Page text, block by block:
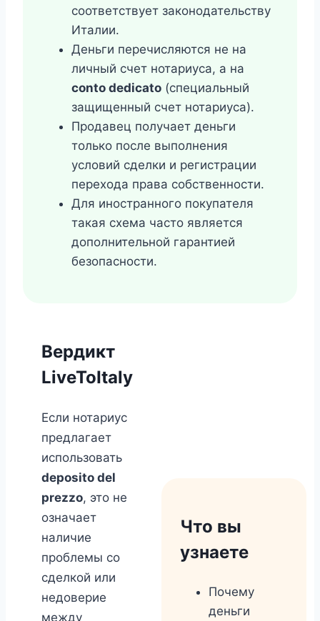
соответствует законодательству
Италии.
Деньги перечисляются не на
личный счет нотариуса, а на
conto dedicato (специальный
защищенный счет нотариуса).
Продавец получает деньги
только после выполнения
условий сделки и регистрации
перехода права собственности.
Для иностранного покупателя
такая схема часто является
дополнительной гарантией
безопасности.
Вердикт
LiveToItaly
Если нотариус
предлагает
использовать
deposito del
prezzo, это не
означает
наличие
проблемы со
сделкой или
недоверие
между
Что вы
узнаете
Почему
деньги